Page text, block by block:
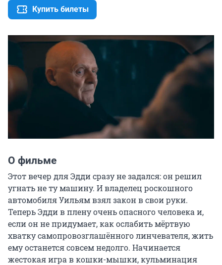
Купить билеты
О фильме
Этот вечер для Эдди сразу не задался: он решил
угнать не ту машину. И владелец роскошного
автомобиля Уильям взял закон в свои руки.
Теперь Эдди в плену очень опасного человека и,
если он не придумает, как ослабить мёртвую
хватку самопровозглашённого линчевателя, жить
ему останется совсем недолго. Начинается
жестокая игра в кошки-мышки, кульминация